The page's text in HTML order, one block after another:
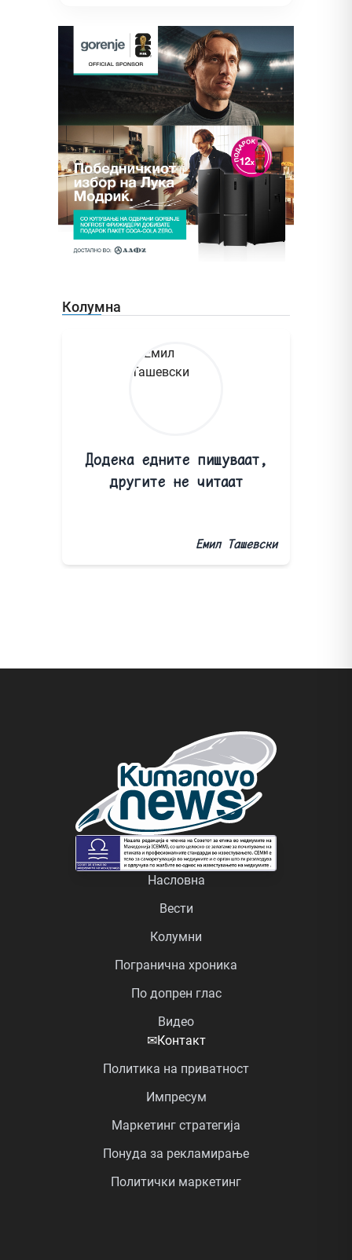
Колумна
Додека едните пишуваат,
другите не читаат
Емил Ташевски
Насловна
Вести
Колумни
Погранична хроника
По допрен глас
Видео
✉Контакт
Политика на приватност
Импресум
Маркетинг стратегија
Понуда за рекламирање
Политички маркетинг